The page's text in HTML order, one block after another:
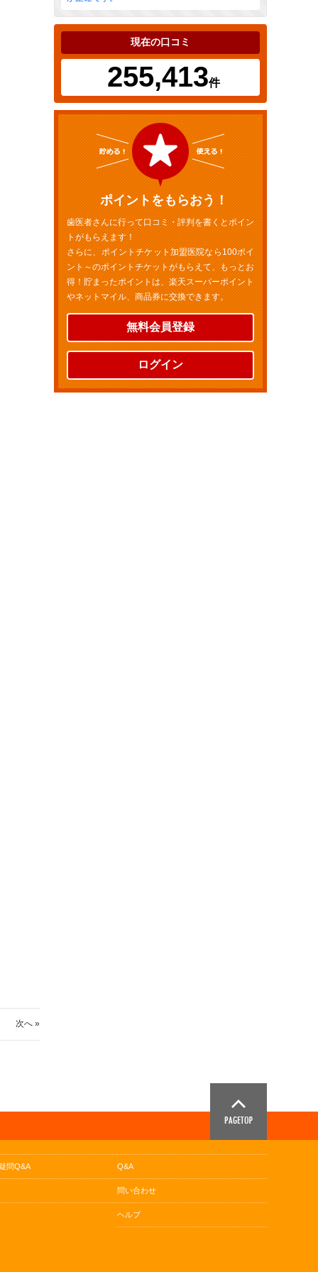
次へ »
現在の口コミ
255,413件
ポイントをもらおう！
歯医者さんに行って口コミ・評判を書くとポイン
トがもらえます！
さらに、ポイントチケット加盟医院なら100ポイ
ント～のポイントチケットがもらえて、もっとお
得！貯まったポイントは、楽天スーパーポイント
やネットマイル、商品券に交換できます。
無料会員登録
ログイン
問Q&A Q&A
問い合わせ
ヘルプ